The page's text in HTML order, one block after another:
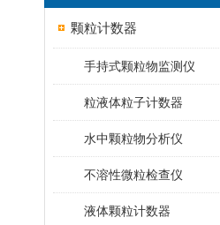
颗粒计数器
手持式颗粒物监测仪
粒液体粒子计数器
水中颗粒物分析仪
不溶性微粒检查仪
液体颗粒计数器